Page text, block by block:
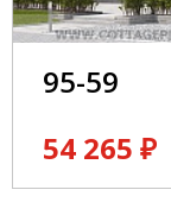
95-59
54 265 ₽